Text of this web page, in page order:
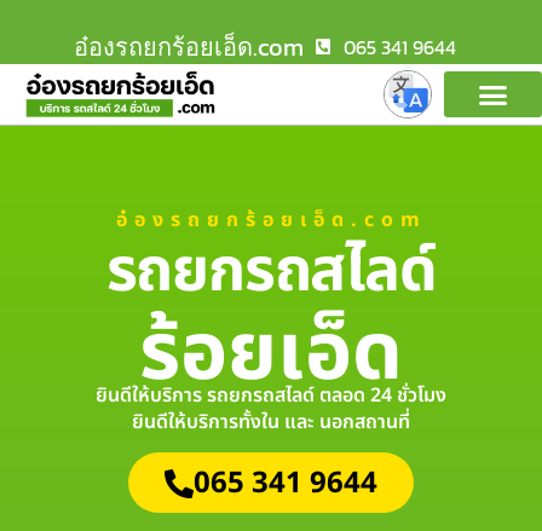
อ๋องรถยกร้อยเอ็ด.com 065 341 9644
อ๋องรถยกร้อยเอ็ด.com
รถยกรถสไลด์
ร้อยเอ็ด
ยินดีให้บริการ รถยกรถสไลด์ ตลอด 24 ชั่วโมง
ยินดีให้บริการทั้งใน และ นอกสถานที่
065 341 9644